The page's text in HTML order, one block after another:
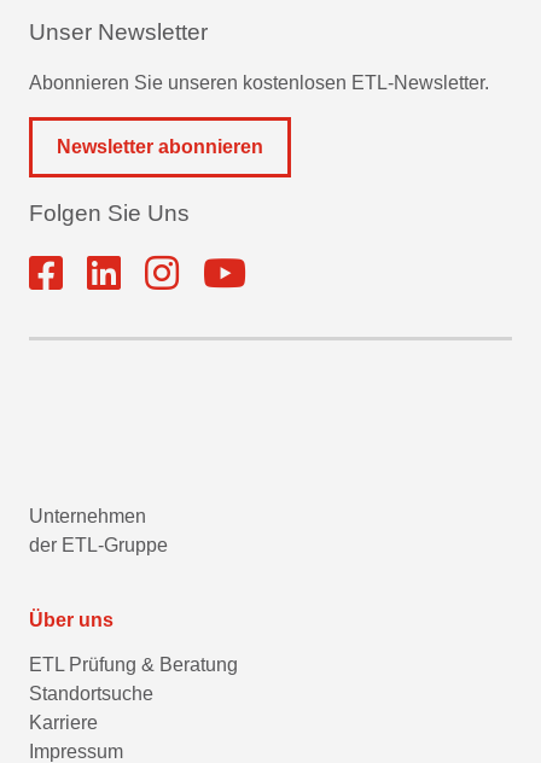
Unser Newsletter
Abonnieren Sie unseren kostenlosen ETL-Newsletter.
Newsletter abonnieren
Folgen Sie Uns
Unternehmen
der ETL-Gruppe
Über uns
ETL Prüfung & Beratung
Standortsuche
Karriere
Impressum